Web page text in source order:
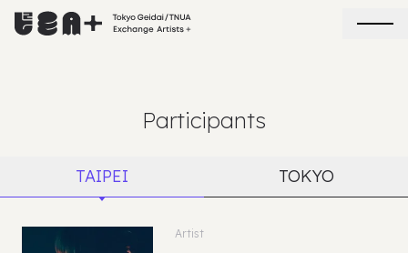
Participants
TAIPEI TOKYO
Artist